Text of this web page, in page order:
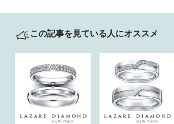
この記事を見ている人にオススメ